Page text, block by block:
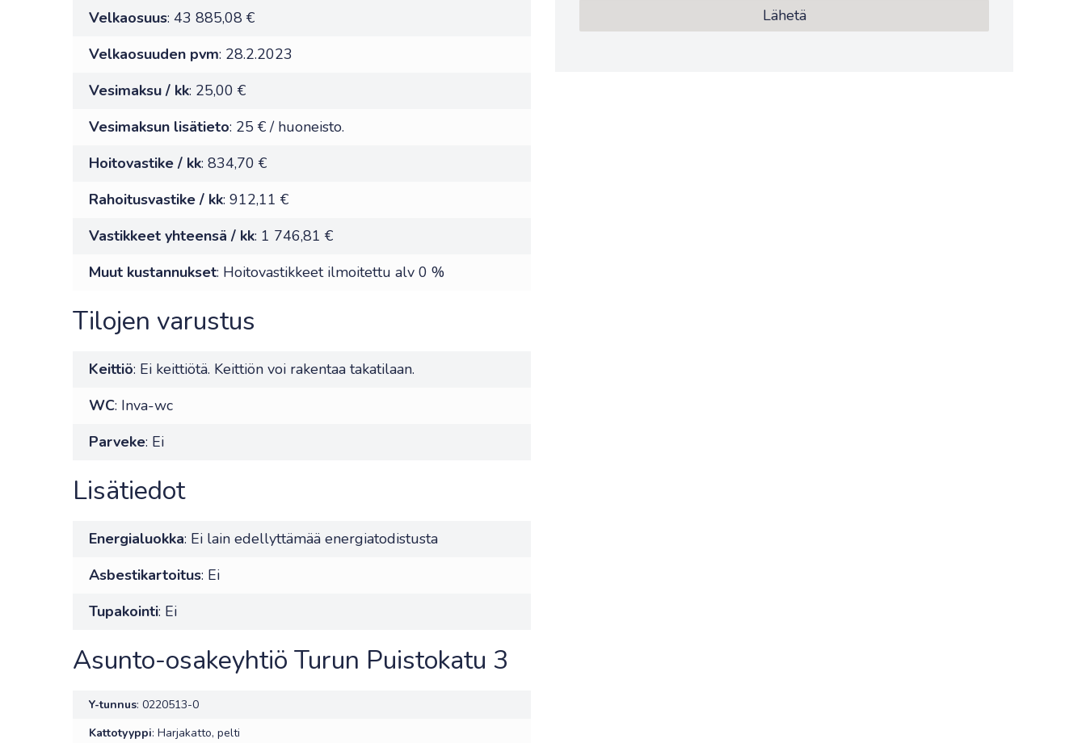
Velkaosuus: 43 885,08 €
Velkaosuuden pvm: 28.2.2023
Vesimaksu / kk: 25,00 €
Vesimaksun lisätieto: 25 € / huoneisto.
Hoitovastike / kk: 834,70 €
Rahoitusvastike / kk: 912,11 €
Vastikkeet yhteensä / kk: 1 746,81 €
Muut kustannukset: Hoitovastikkeet ilmoitettu alv 0 %
Tilojen varustus
Keittiö: Ei keittiötä. Keittiön voi rakentaa takatilaan.
WC: Inva-wc
Parveke: Ei
Lisätiedot
Energialuokka: Ei lain edellyttämää energiatodistusta
Asbestikartoitus: Ei
Tupakointi: Ei
Asunto-osakeyhtiö Turun Puistokatu 3
Y-tunnus: 0220513-0
Kattotyyppi: Harjakatto, pelti